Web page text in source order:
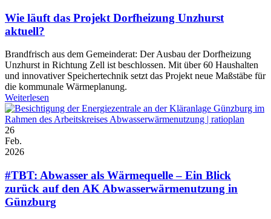
Wie läuft das Projekt Dorfheizung Unzhurst
aktuell?
Brandfrisch aus dem Gemeinderat: Der Ausbau der Dorfheizung
Unzhurst in Richtung Zell ist beschlossen. Mit über 60 Haushalten
und innovativer Speichertechnik setzt das Projekt neue Maßstäbe für
die kommunale Wärmeplanung.
Weiterlesen
26
Feb.
2026
#TBT: Abwasser als Wärmequelle – Ein Blick
zurück auf den AK Abwasserwärmenutzung in
Günzburg